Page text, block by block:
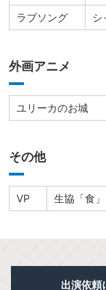
ラブソング
シ
外画アニメ
ユリーカのお城
その他
VP 生協「食
出演依頼